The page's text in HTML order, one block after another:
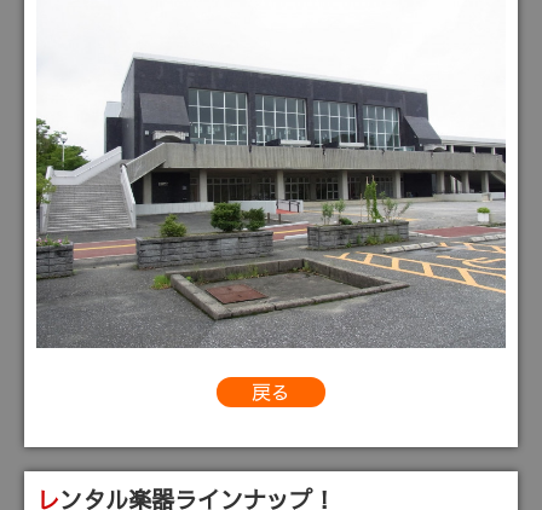
戻る
レンタル楽器ラインナップ！